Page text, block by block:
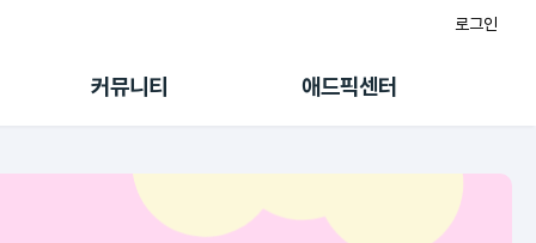
로그인
커뮤니티 애드픽센터
랭킹
초대보너스
수익 Live
멤버십 센터
마이도메인